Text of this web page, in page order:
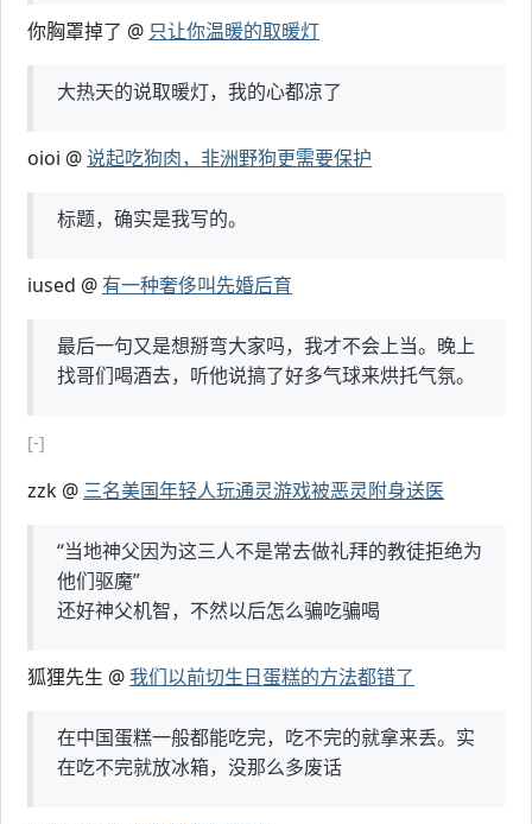
你胸罩掉了 @ 只让你温暖的取暖灯
大热天的说取暖灯，我的心都凉了
oioi @说起吃狗肉，非洲野狗更需要保护
标题，确实是我写的。
iused @有一种奢侈叫先婚后育
最后一句又是想掰弯大家吗，我才不会上当。晚上
找哥们喝酒去，听他说搞了好多气球来烘托气氛。
[-]
zzk @ 三名美国年轻人玩通灵游戏被恶灵附身送医
“当地神父因为这三人不是常去做礼拜的教徒拒绝为
他们驱魔”
还好神父机智，不然以后怎么骗吃骗喝
狐狸先生 @我们以前切生日蛋糕的方法都错了
在中国蛋糕一般都能吃完，吃不完的就拿来丢。实
在吃不完就放冰箱，没那么多废话